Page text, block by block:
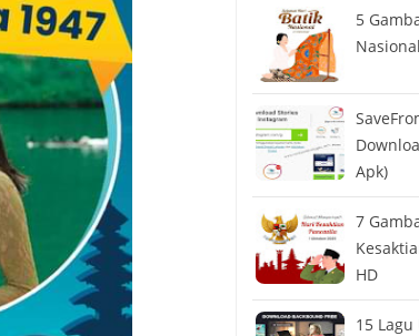
5
Apk)
7
HD
15